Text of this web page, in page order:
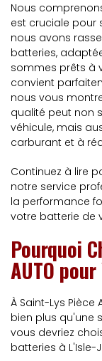
Nous
est cruciale pour
nous avons
batteries,
sommes prêts à
convient
nous vous
qualité peut non
véhicule, mais
carburant et à
Continuez à lire
notre service
la performance
votre batterie de
Pourquoi
AUTO
À Saint-Lys Pièce
bien plus qu'une
vous devriez
batteries à L'Isle-